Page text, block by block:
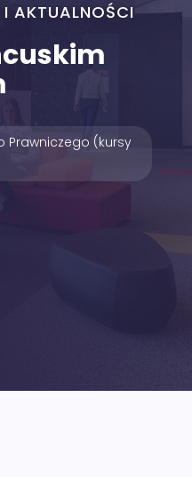
AKTUALNOŚCI
Prawniczego (kursy